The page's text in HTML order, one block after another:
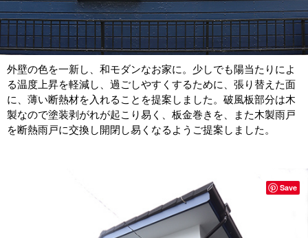
外壁の色を一新し、和モダンなお家に。少しでも陽当たりによ
る温度上昇を軽減し、過ごしやすくするために、張り替えた面
に、薄い断熱材を入れることを提案しました。破風板部分は木
製なので塗装剥がれが起こり易く、板金巻きを、また木製雨戸
を断熱雨戸に交換し開閉し易くなるようご提案しました。
Save